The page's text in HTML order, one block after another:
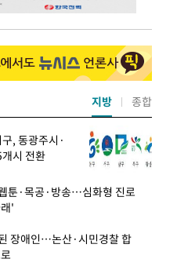
, 동광주시·
시 전환
툰·목공·방송…심화형 진로
'
장애인…논산·시민경찰 합
지방 종합